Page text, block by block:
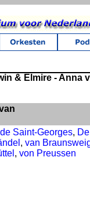
& Elmire - Anna
Saint-Georges,
, van
, von Preussen